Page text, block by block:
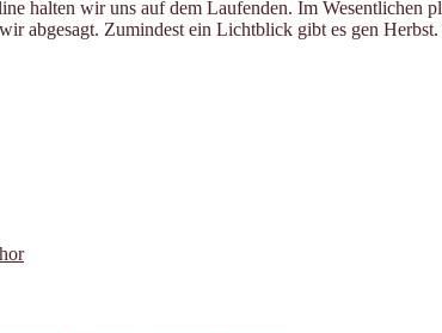
halten wir uns auf dem Laufenden. Im Wesentlichen
abgesagt. Zumindest ein Lichtblick gibt es gen